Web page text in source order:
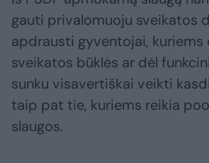
gauti privalomuoju sveikatos
apdrausti gyventojai, kuriems
sveikatos būklės ar dėl
sunku visavertiškai veikti
taip pat tie, kuriems reikia
slaugos.